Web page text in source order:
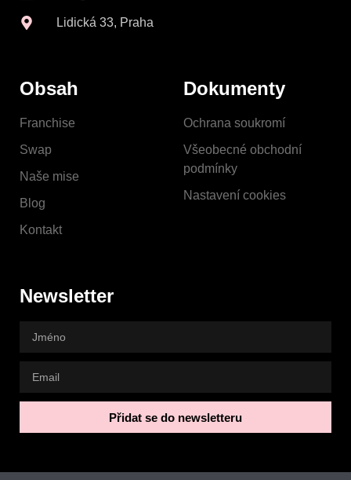
Lidická 33, Praha
Obsah
Franchise
Swap
Naše mise
Blog
Kontakt
Dokumenty
Ochrana soukromí
Všeobecné obchodní
podmínky
Nastavení cookies
Newsletter
Přidat se do newsletteru